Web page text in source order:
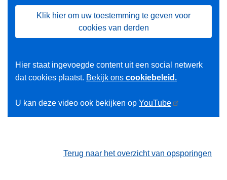
Klik hier om uw toestemming te geven voor
cookies van derden
Hier staat ingevoegde content uit een social netwerk
dat cookies plaatst. Bekijk ons cookiebeleid.
U kan deze video ook bekijken op YouTube
Terug naar het overzicht van opsporingen